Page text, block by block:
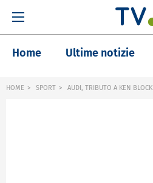
Home Ultime notizie
HOME SPORT AUDI, TRIBUTO A KEN BLOCK